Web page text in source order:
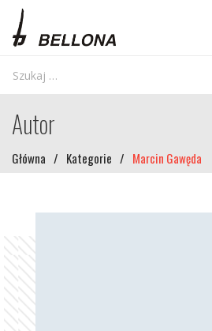
Autor
Główna / Kategorie / Marcin Gawęda